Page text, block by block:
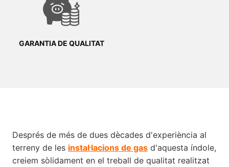
GARANTIA DE QUALITAT
Després de més de dues dècades d'experiència al
terreny de les instal·lacions de gas d'aquesta índole,
creiem sòlidament en el treball de qualitat realitzat